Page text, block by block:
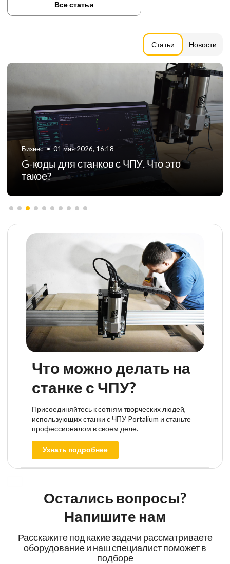
Статьи Новости
Все статьи
Бизнес • 06 августа 2024, 11:21
ТОП-5 российских производителей
фрезерных станков с ЧПУ
Что можно делать на
станке с ЧПУ?
Присоединяйтесь к сотням творческих людей,
использующих станки с ЧПУ Portalium и станьте
профессионалом в своем деле.
Узнать подробнее
Остались вопросы?
Напишите нам
Расскажите под какие задачи рассматриваете
оборудование и наш специалист поможет в
подборе